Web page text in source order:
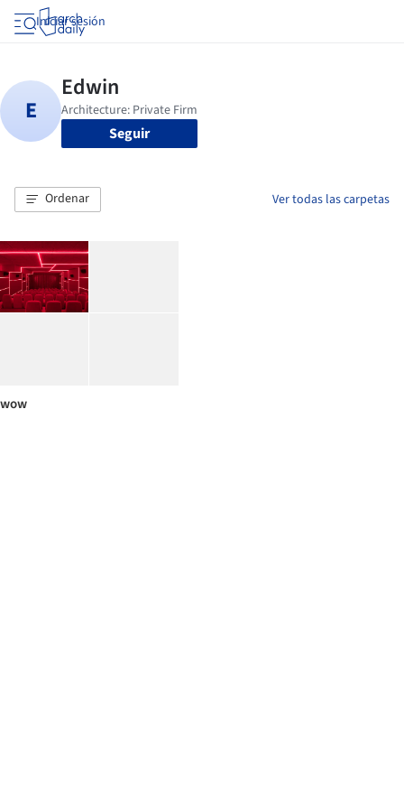
Iniciar sesión
Seguir
Ordenar Ver todas las carpetas
wow